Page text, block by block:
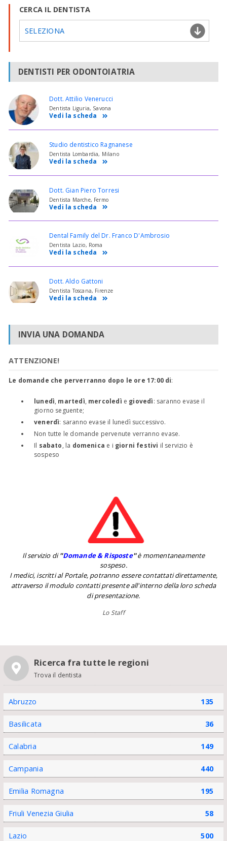
CERCA IL DENTISTA
SELEZIONA
DENTISTI PER ODONTOIATRIA
Dott. Attilio Venerucci
Dentista Liguria, Savona
Vedi la scheda
Studio dentistico Ragnanese
Dentista Lombardia, Milano
Vedi la scheda
Dott. Gian Piero Torresi
Dentista Marche, Fermo
Vedi la scheda
Dental Family del Dr. Franco D'Ambrosio
Dentista Lazio, Roma
Vedi la scheda
Dott. Aldo Gattoni
Dentista Toscana, Firenze
Vedi la scheda
INVIA UNA DOMANDA
ATTENZIONE!
Le domande che perverranno dopo le ore 17:00 di:
lunedì, martedì, mercoledì e giovedì: saranno evase il
giorno seguente;
venerdì: saranno evase il lunedì successivo.
Non tutte le domande pervenute verranno evase.
Il sabato, la domenica e i giorni festivi il servizio è
sospeso
Il servizio di''Domande & Risposte''è momentaneamente
sospeso.
I medici, iscritti al Portale, potranno essere contattati direttamente,
attraverso il modulo contatti presente all'interno della loro scheda
di presentazione.
Lo Staff
Ricerca fra tutte le regioni
Trova il dentista
Abruzzo 135
Basilicata 36
Calabria 149
Campania 440
Emilia Romagna 195
Friuli Venezia Giulia 58
Lazio 500